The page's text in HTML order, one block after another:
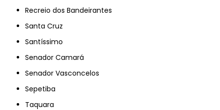
Recreio dos Bandeirantes
Santa Cruz
Santíssimo
Senador Camará
Senador Vasconcelos
Sepetiba
Taquara